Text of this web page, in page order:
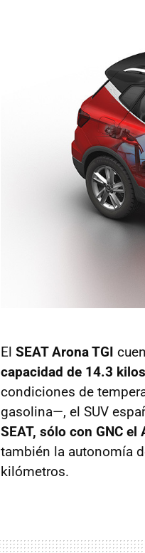
El SEAT Arona TGI
capacidad de 14.3 kilos
condiciones de
gasolina—, el SUV
SEAT, sólo con GNC
también la autonomía
kilómetros.